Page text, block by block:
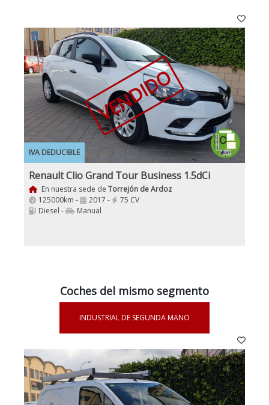
IVA DEDUCIBLE
VENDIDO
Renault Clio Grand Tour Business 1.5dCi
En nuestra sede de Torrejón de Ardoz
125000km -
2017 -
75 CV
Diesel -
Manual
Coches del mismo segmento
INDUSTRIAL DE SEGUNDA MANO